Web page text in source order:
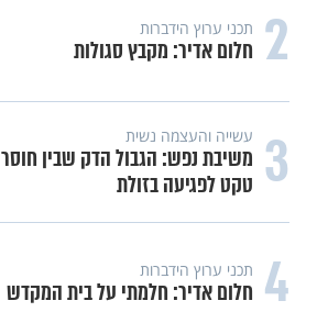
2 תכני ערוץ הידברות
חלום אדיר: מקבץ סגולות
3 עשייה והעצמה נשית
משיבת נפש: הגבול הדק שבין חוסר
טקט לפגיעה בזולת
4 תכני ערוץ הידברות
חלום אדיר: חלמתי על בית המקדש